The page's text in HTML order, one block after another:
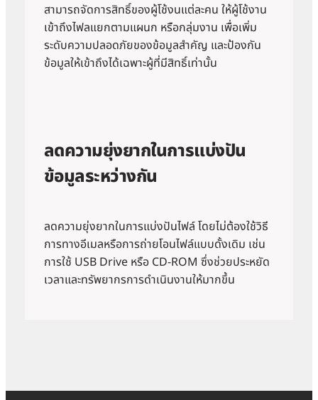
สามารถจัดการสิทธิ์ของผู้โช้งนแต่ละคน ให้ผู้โช้งาน
เข้าถึงไฟลแยกตามแผนก หรือกลุ่มงาน เพื่อเพิ่ม
ระดับความปลอดภัยของข้อมูลสำคัญ และป้องกัน
ข้อมูลให้เข้าถึงได้เฉพาะผู้ที่มีสิทธิ์เท่านั้น
ลดความยุ่งยากในการแบ่งปัน
ข้อมูลระหว่างกัน
ลดความยุ่งยากในการแบ่งปันไฟล์ โดยไม่ต้องใช้วิธี
การทางอีเมลหรือการถ่ายโอนไฟล์แบบดั้งเดิม เช่น
การใช้ USB Drive หรือ CD-ROM ซึ่งช่วยประหยัด
เวลาและทรัพยากรการดำเนินงานให้มากขึ้น